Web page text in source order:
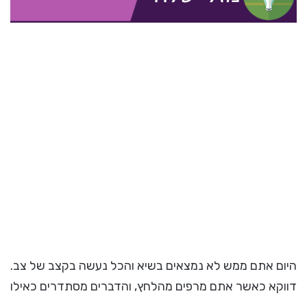
היום אתם ממש לא נמצאים בשיא והכל נעשה בקצב של צב.
דווקא כאשר אתם מרפים מהלחץ, והדברים מסתדרים כאילו